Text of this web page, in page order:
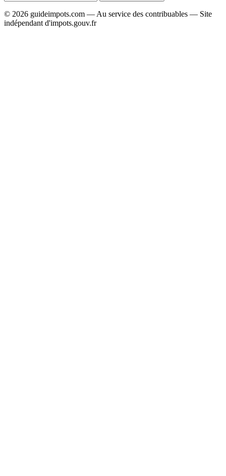
© 2026 guideimpots.com — Au service des contribuables — Site
indépendant d'impots.gouv.fr